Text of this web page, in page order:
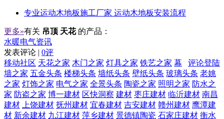
专业运动木地板施工厂家 运动木地板安装流程
更多»有关 吊顶 天花 的产品：
水暖电气资讯
发表评论 | 0评
评论登陆
移动社区 天花之家 木门之家 灯具之家 铁艺之家 幕
墙之家 五金头条 楼梯头条 墙纸头条 壁纸头条 玻璃头条 老姚
之家 灯饰之家 电气之家 全景头条 陶瓷之家 照明之家 防水之
家 防盗之家 博一建材 区快洞察 建材 枣庄建材 临沂建材 南昌
建材
上饶建材 抚州建材 宜春建材 吉安建材 赣州建材 鹰潭建
材 新余建材 九江建材 萍乡建材 景德镇陶瓷 石家庄建材 衡水